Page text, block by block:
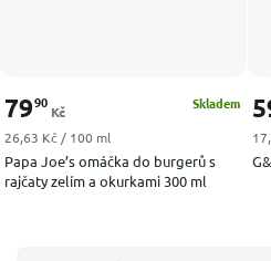
Papa Joe’s omáčka do burgerů s
rajčaty zelím a okurkami 300 ml
Skladem
7990
Kč
Měrná cena:
26,63 Kč / 100 ml